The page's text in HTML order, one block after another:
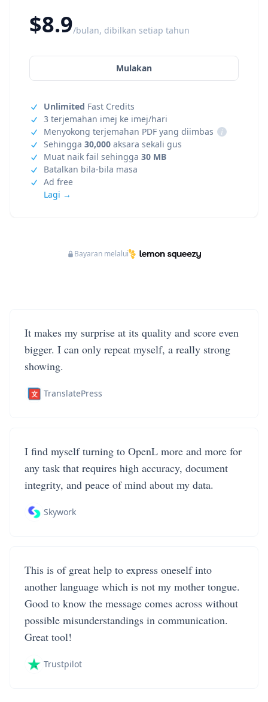
$8.9/bulan, dibilkan setiap tahun
Mulakan
Unlimited Fast Credits
3 terjemahan imej ke imej/hari
Menyokong terjemahan PDF yang diimbas
i
Sehingga 30,000 aksara sekali gus
Muat naik fail sehingga 30 MB
Batalkan bila-bila masa
Ad free
Lagi →
Bayaran melalui
It makes my surprise at its quality and score even
bigger. I can only repeat myself, a really strong
showing.
TranslatePress
I find myself turning to OpenL more and more for
any task that requires high accuracy, document
integrity, and peace of mind about my data.
Skywork
This is of great help to express oneself into
another language which is not my mother tongue.
Good to know the message comes across without
possible misunderstandings in communication.
Great tool!
Trustpilot